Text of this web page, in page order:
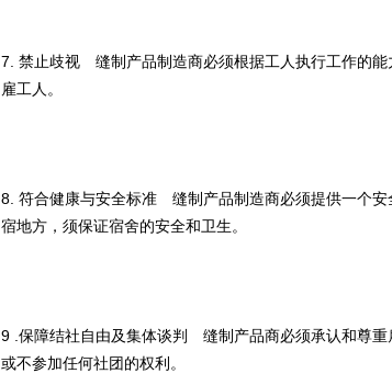
7. 禁止歧视 缝制产品制造商必须根据工人执行工作的
雇工人。
8. 符合健康与安全标准 缝制产品制造商必须提供一个
宿地方，须保证宿舍的安全和卫生。
9 .保障结社自由及集体谈判 缝制产品商必须承认和尊
或不参加任何社团的权利。